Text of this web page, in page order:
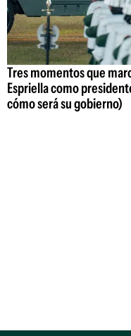
Tres momentos que
Espriella como
cómo será su gobierno)